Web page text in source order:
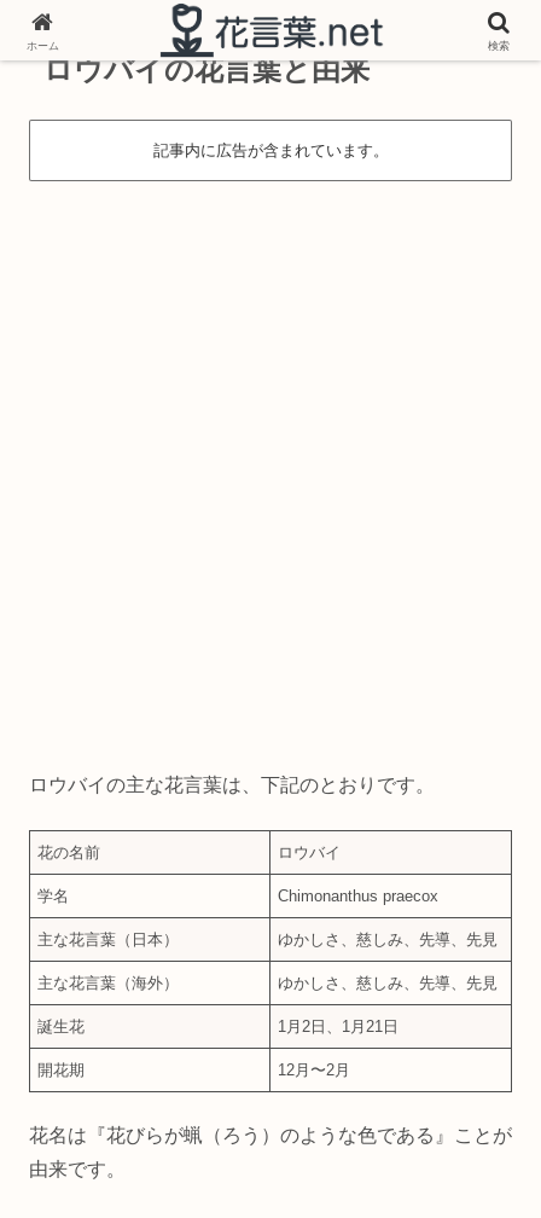
ロウバイの花言葉と由来
記事内に広告が含まれています。
ロウバイの主な花言葉は、下記のとおりです。
花の名前 ロウバイ
学名 Chimonanthus praecox
主な花言葉（日本） ゆかしさ、慈しみ、先導、先見
主な花言葉（海外） ゆかしさ、慈しみ、先導、先見
誕生花 1月2日、1月21日
開花期 12月〜2月
花名は『花びらが蝋（ろう）のような色である』ことが
由来です。
ホーム 検索